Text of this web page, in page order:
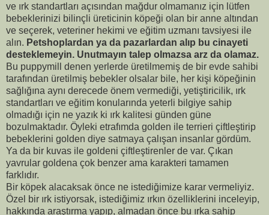
ve ırk standartları açısından mağdur olmamanız için lütfen
bebeklerinizi bilinçli üreticinin köpeği olan bir anne altından
ve seçerek, veteriner hekimi ve eğitim uzmanı tavsiyesi ile
alın. Petshoplardan ya da pazarlardan alıp bu cinayeti
desteklemeyin. Unutmayın talep olmazsa arz da olamaz.
Bu puppymill denen yerlerde üretilmemiş de bir evde sahibi
tarafından üretilmiş bebekler olsalar bile, her kişi köpeğinin
sağlığına aynı derecede önem vermediği, yetiştiricilik, ırk
standartları ve eğitim konularında yeterli bilgiye sahip
olmadığı için ne yazık ki ırk kalitesi günden güne
bozulmaktadır. Öyleki etrafımda golden ile terrieri çiftleştirip
bebeklerini golden diye satmaya çalışan insanlar gördüm.
Ya da bir kuvas ile goldeni çiftleştirenler de var. Çıkan
yavrular goldena çok benzer ama karakteri tamamen
farklıdır.
Bir köpek alacaksak önce ne istediğimize karar vermeliyiz.
Özel bir ırk istiyorsak, istediğimiz ırkın özelliklerini inceleyip,
hakkında araştırma yapıp, almadan önce bu ırka sahip